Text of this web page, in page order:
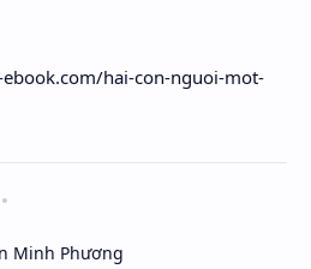
hai-con-nguoi-mot-